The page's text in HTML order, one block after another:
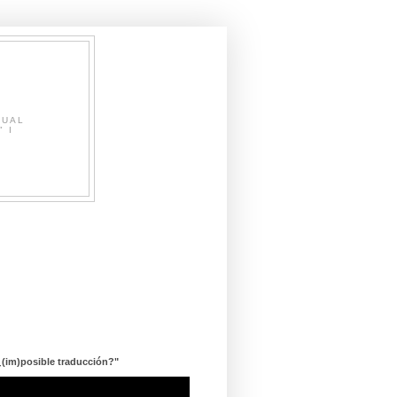
I
traducción?"